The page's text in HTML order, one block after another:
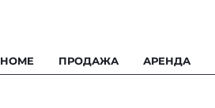
HOME ПРОДАЖА АРЕНДА